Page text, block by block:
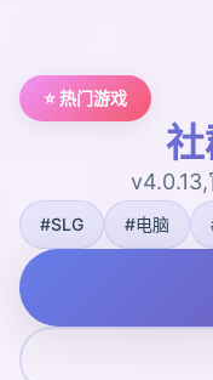
⭐ 热门游戏
#SLG #电脑